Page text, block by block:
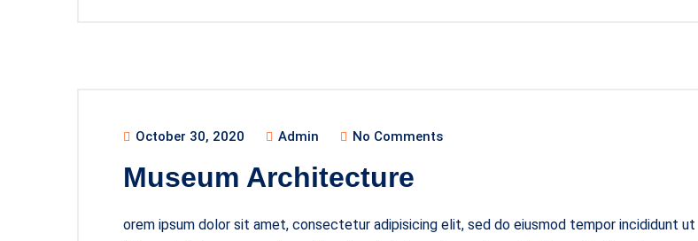
October 30, 2020 Admin No Comments
Museum Architecture
orem ipsum dolor sit amet, consectetur adipisicing elit, sed do eiusmod tempor incididunt ut